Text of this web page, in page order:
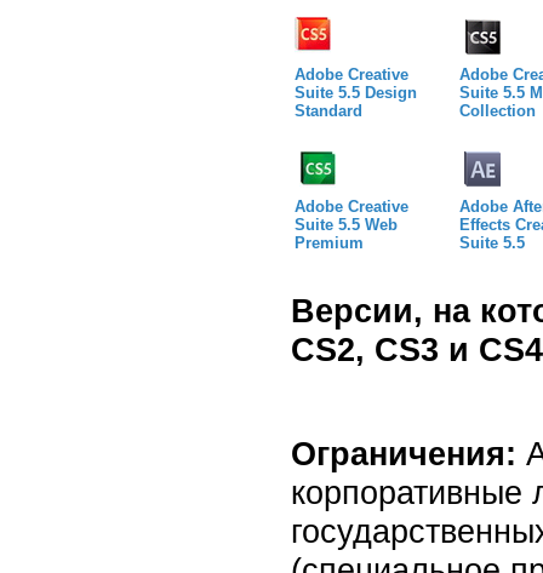
Adobe Creative
Suite 5.5 Design
Standard
Adobe
Suite 5.5
Collection
Adobe Creative
Suite 5.5 Web
Premium
Adobe
Effects
Suite 5.5
Версии, на
CS2, CS3 и CS4
Ограничения:
корпоративные